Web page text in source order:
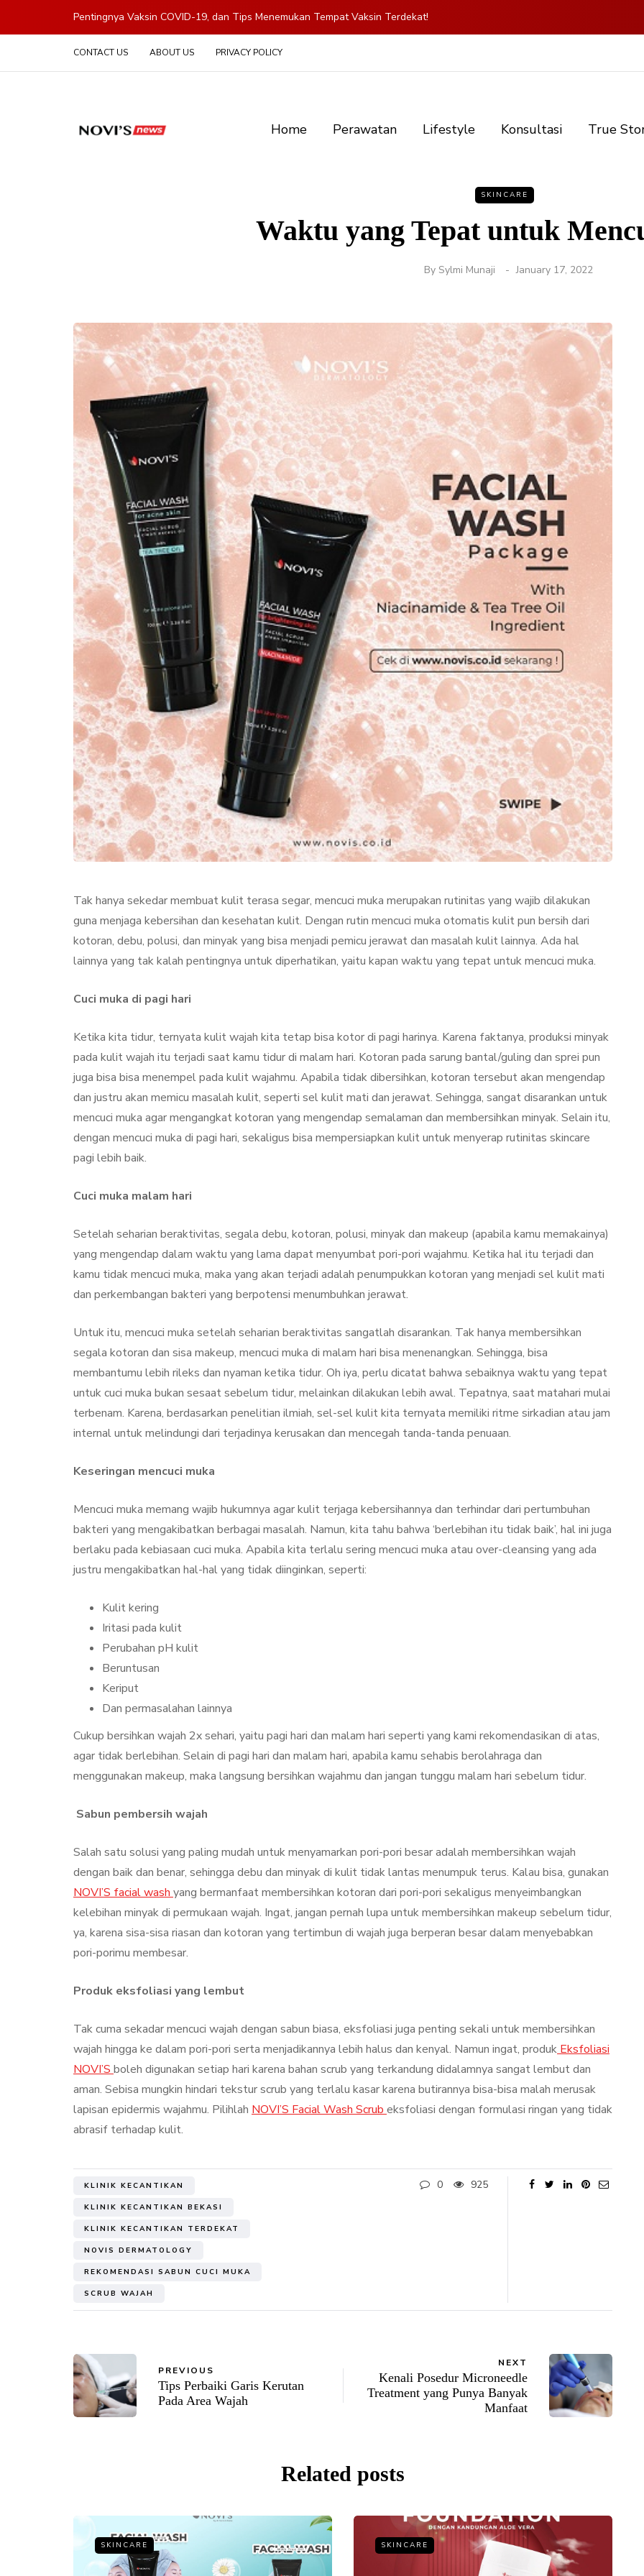
Pentingnya Vaksin COVID-19, dan Tips Menemukan Tempat Vaksin Terdekat!
CONTACT US ABOUT US PRIVACY POLICY
Home Perawatan Lifestyle Konsultasi True
SKINCARE
Waktu yang Tepat untuk
By Sylmi Munaji January 17, 2022
Tak hanya sekedar membuat kulit terasa segar, mencuci muka merupakan rutinitas yang wajib dilakukan
guna menjaga kebersihan dan kesehatan kulit. Dengan rutin mencuci muka otomatis kulit pun bersih dari
kotoran, debu, polusi, dan minyak yang bisa menjadi pemicu jerawat dan masalah kulit lainnya. Ada hal
lainnya yang tak kalah pentingnya untuk diperhatikan, yaitu kapan waktu yang tepat untuk mencuci muka.
Cuci muka di pagi hari
Ketika kita tidur, ternyata kulit wajah kita tetap bisa kotor di pagi harinya. Karena faktanya, produksi minyak
pada kulit wajah itu terjadi saat kamu tidur di malam hari. Kotoran pada sarung bantal/guling dan sprei pun
juga bisa bisa menempel pada kulit wajahmu. Apabila tidak dibersihkan, kotoran tersebut akan mengendap
dan justru akan memicu masalah kulit, seperti sel kulit mati dan jerawat. Sehingga, sangat disarankan untuk
mencuci muka agar mengangkat kotoran yang mengendap semalaman dan membersihkan minyak. Selain itu,
dengan mencuci muka di pagi hari, sekaligus bisa mempersiapkan kulit untuk menyerap rutinitas skincare
pagi lebih baik.
Cuci muka malam hari
Setelah seharian beraktivitas, segala debu, kotoran, polusi, minyak dan makeup (apabila kamu memakainya)
yang mengendap dalam waktu yang lama dapat menyumbat pori-pori wajahmu. Ketika hal itu terjadi dan
kamu tidak mencuci muka, maka yang akan terjadi adalah penumpukkan kotoran yang menjadi sel kulit mati
dan perkembangan bakteri yang berpotensi menumbuhkan jerawat.
Untuk itu, mencuci muka setelah seharian beraktivitas sangatlah disarankan. Tak hanya membersihkan
segala kotoran dan sisa makeup, mencuci muka di malam hari bisa menenangkan. Sehingga, bisa
membantumu lebih rileks dan nyaman ketika tidur. Oh iya, perlu dicatat bahwa sebaiknya waktu yang tepat
untuk cuci muka bukan sesaat sebelum tidur, melainkan dilakukan lebih awal. Tepatnya, saat matahari mulai
terbenam. Karena, berdasarkan penelitian ilmiah, sel-sel kulit kita ternyata memiliki ritme sirkadian atau jam
internal untuk melindungi dari terjadinya kerusakan dan mencegah tanda-tanda penuaan.
Keseringan mencuci muka
Mencuci muka memang wajib hukumnya agar kulit terjaga kebersihannya dan terhindar dari pertumbuhan
bakteri yang mengakibatkan berbagai masalah. Namun, kita tahu bahwa ‘berlebihan itu tidak baik’, hal ini juga
berlaku pada kebiasaan cuci muka. Apabila kita terlalu sering mencuci muka atau over-cleansing yang ada
justru mengakibatkan hal-hal yang tidak diinginkan, seperti:
Kulit kering
Iritasi pada kulit
Perubahan pH kulit
Beruntusan
Keriput
Dan permasalahan lainnya
Cukup bersihkan wajah 2x sehari, yaitu pagi hari dan malam hari seperti yang kami rekomendasikan di atas,
agar tidak berlebihan. Selain di pagi hari dan malam hari, apabila kamu sehabis berolahraga dan
menggunakan makeup, maka langsung bersihkan wajahmu dan jangan tunggu malam hari sebelum tidur.
Sabun pembersih wajah
Salah satu solusi yang paling mudah untuk menyamarkan pori-pori besar adalah membersihkan wajah
dengan baik dan benar, sehingga debu dan minyak di kulit tidak lantas menumpuk terus. Kalau bisa, gunakan
NOVI’S facial wash yang bermanfaat membersihkan kotoran dari pori-pori sekaligus menyeimbangkan
kelebihan minyak di permukaan wajah. Ingat, jangan pernah lupa untuk membersihkan makeup sebelum tidur,
ya, karena sisa-sisa riasan dan kotoran yang tertimbun di wajah juga berperan besar dalam menyebabkan
pori-porimu membesar.
Produk eksfoliasi yang lembut
Tak cuma sekadar mencuci wajah dengan sabun biasa, eksfoliasi juga penting sekali untuk membersihkan
wajah hingga ke dalam pori-pori serta menjadikannya lebih halus dan kenyal. Namun ingat, produk Eksfoliasi
NOVI’S boleh digunakan setiap hari karena bahan scrub yang terkandung didalamnya sangat lembut dan
aman. Sebisa mungkin hindari tekstur scrub yang terlalu kasar karena butirannya bisa-bisa malah merusak
lapisan epidermis wajahmu. Pilihlah NOVI’S Facial Wash Scrub eksfoliasi dengan formulasi ringan yang tidak
abrasif terhadap kulit.
KLINIK KECANTIKAN
KLINIK KECANTIKAN BEKASI
KLINIK KECANTIKAN TERDEKAT
NOVIS DERMATOLOGY
REKOMENDASI SABUN CUCI MUKA
SCRUB WAJAH
0 925
PREVIOUS
Tips Perbaiki Garis Kerutan
Pada Area Wajah
NEXT
Kenali Posedur Microneedle
Treatment yang Punya Banyak
Manfaat
Related posts
SKINCARE SKINCARE
KECANTIKAN PERAWATAN
Collagen Stimulator
Treatment, Satu
Perawatan Segudang
LIFESTYLE
Terjadi Pengelupasan
Kulit Setelah Facial
Treatment? Ini